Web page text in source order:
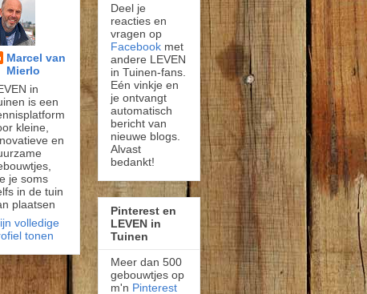
Marcel van
Mierlo
in
is een
kleine,
en
je soms
in de tuin
plaatsen
volledige
tonen
Deel je
reacties en
vragen op
Facebook met
andere LEVEN
in Tuinen-fans.
Eén vinkje en
je ontvangt
automatisch
bericht van
nieuwe blogs.
Alvast
bedankt!
Pinterest en
LEVEN in
Tuinen
Meer dan 500
gebouwtjes op
m'n Pinterest